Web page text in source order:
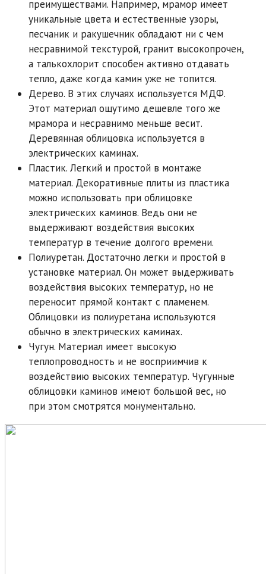
преимуществами. Например, мрамор имеет
уникальные цвета и естественные узоры,
песчаник и ракушечник обладают ни с чем
несравнимой текстурой, гранит высокопрочен,
а талькохлорит способен активно отдавать
тепло, даже когда камин уже не топится.
Дерево. В этих случаях используется МДФ.
Этот материал ощутимо дешевле того же
мрамора и несравнимо меньше весит.
Деревянная облицовка используется в
электрических каминах.
Пластик. Легкий и простой в монтаже
материал. Декоративные плиты из пластика
можно использовать при облицовке
электрических каминов. Ведь они не
выдерживают воздействия высоких
температур в течение долгого времени.
Полиуретан. Достаточно легки и простой в
установке материал. Он может выдерживать
воздействия высоких температур, но не
переносит прямой контакт с пламенем.
Облицовки из полиуретана используются
обычно в электрических каминах.
Чугун. Материал имеет высокую
теплопроводность и не восприимчив к
воздействию высоких температур. Чугунные
облицовки каминов имеют большой вес, но
при этом смотрятся монументально.